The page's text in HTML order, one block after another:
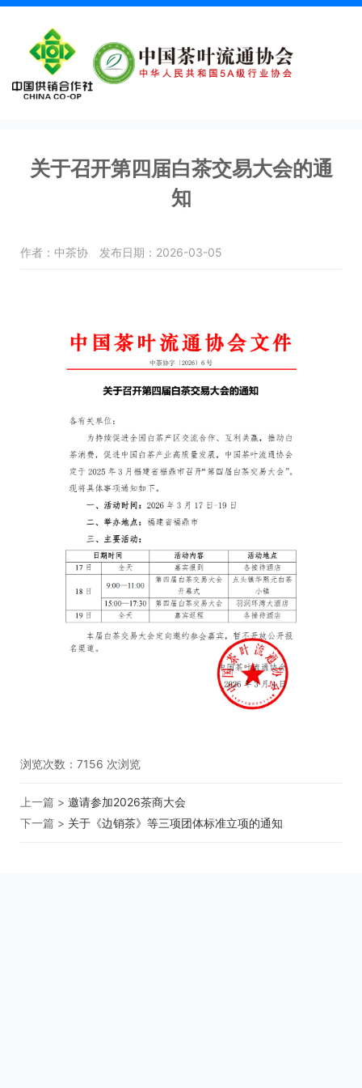
关于召开第四届白茶交易大会的通
知
作者：中茶协 发布日期：2026-03-05
浏览次数： 7156 次浏览
上一篇 > 邀请参加2026茶商大会
下一篇 > 关于《边销茶》等三项团体标准立项的通知